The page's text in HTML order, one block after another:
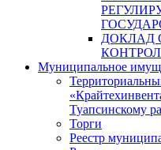
ДОКЛАД
Муниципальное
Туапсинскому
Торги
Реестр